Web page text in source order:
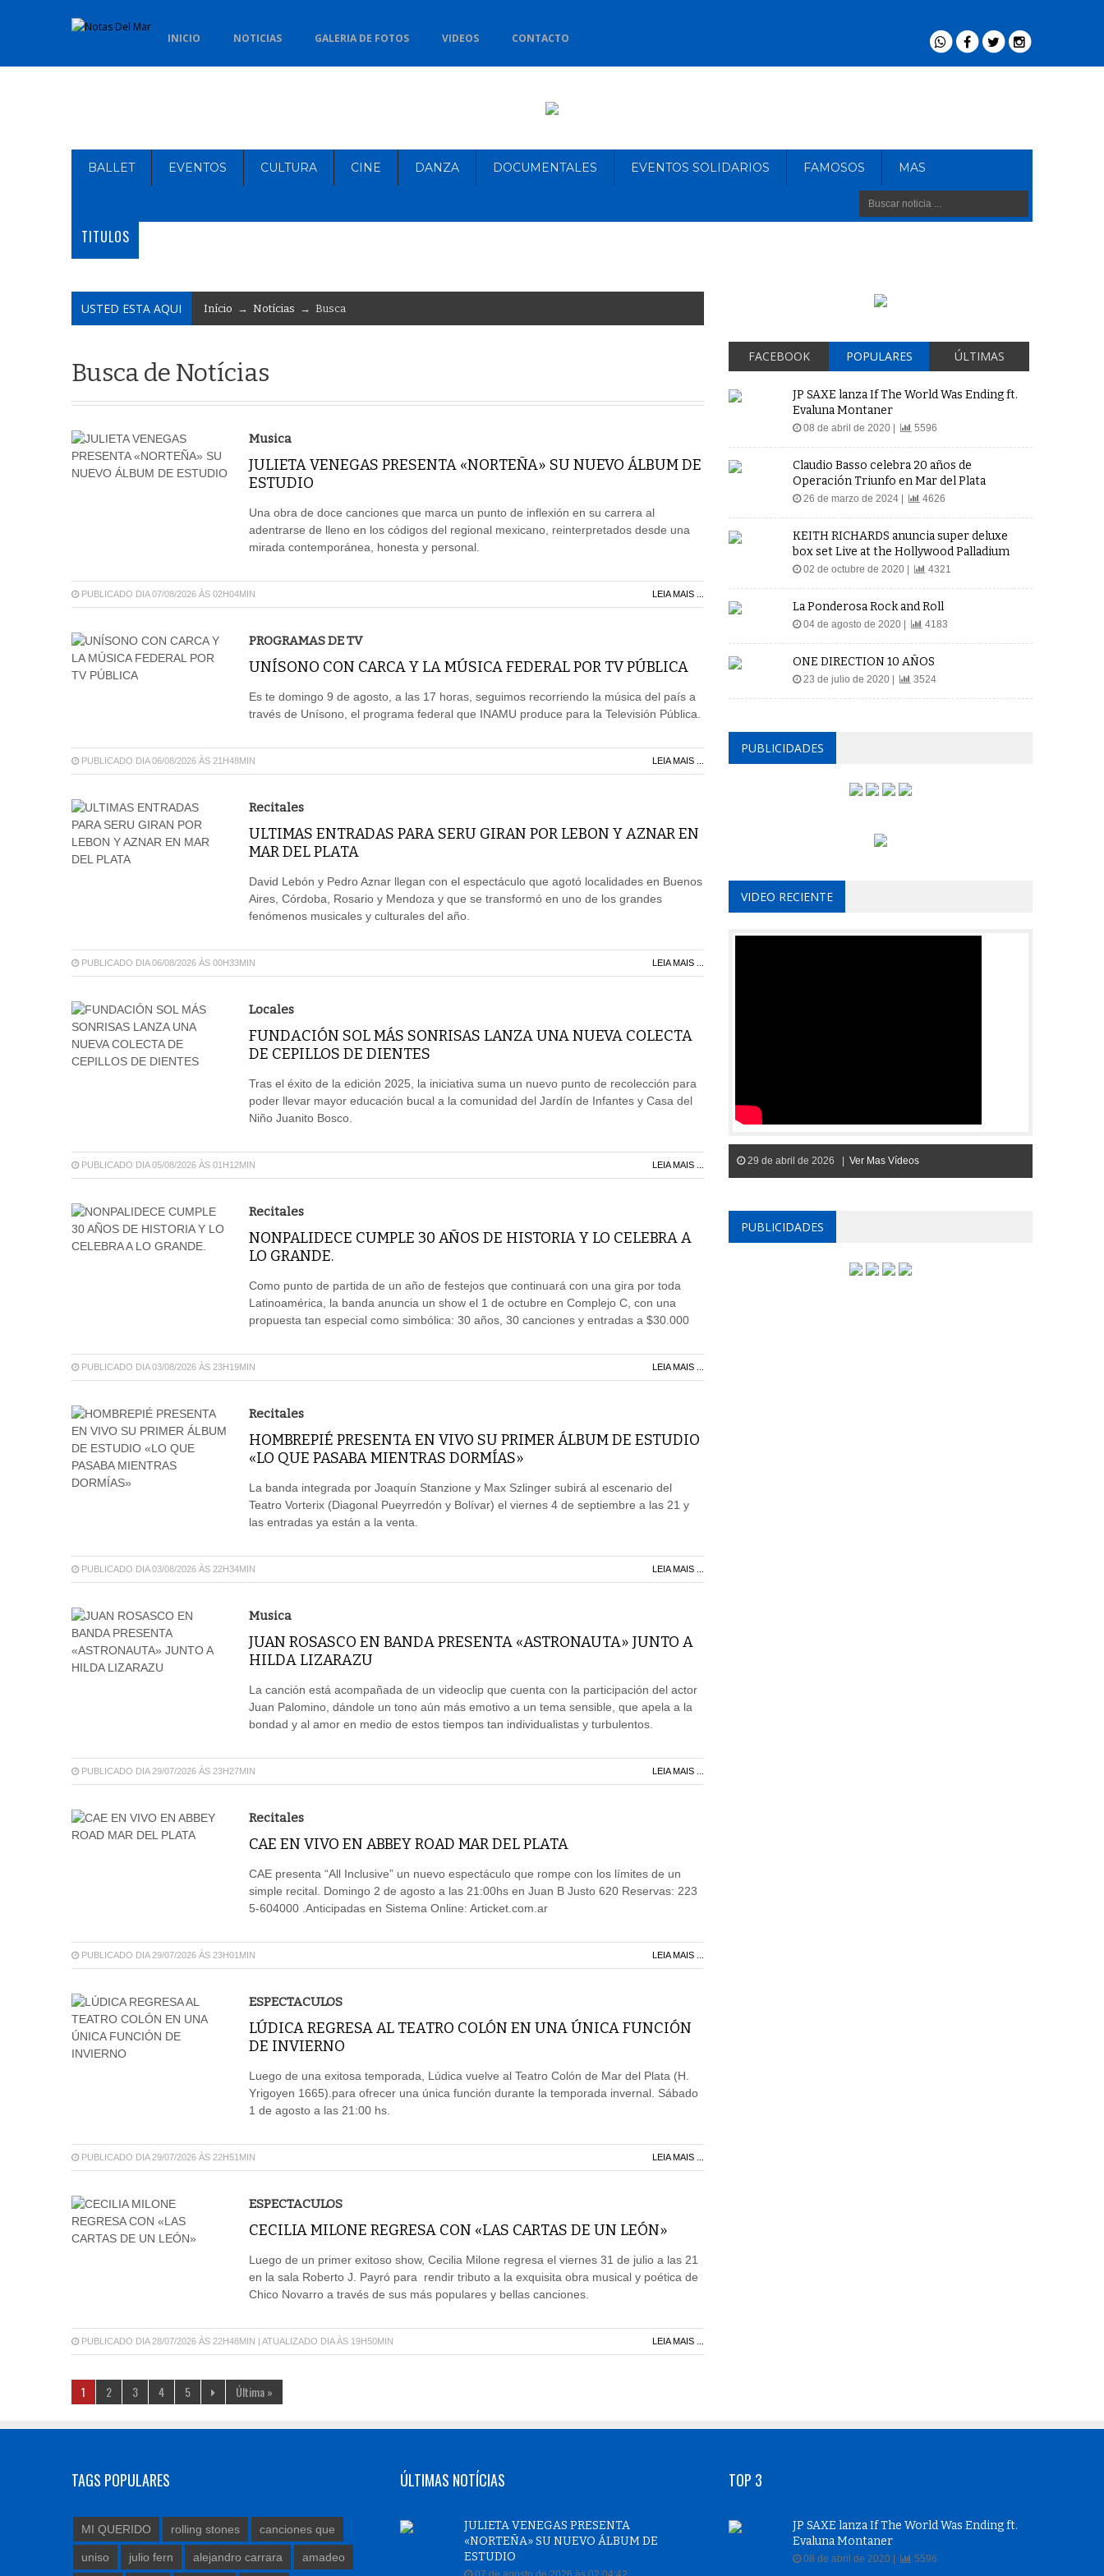
INICIO NOTICIAS GALERIA DE FOTOS VIDEOS CONTACTO
BALLET EVENTOS CULTURA CINE DANZA DOCUMENTALES EVENTOS SOLIDARIOS FAMOSOS MAS
TITULOS
USTED ESTA AQUI Início → Notícias → Busca
Busca de Notícias
Musica
JULIETA VENEGAS PRESENTA «NORTEÑA» SU NUEVO ÁLBUM DE
ESTUDIO
Una obra de doce canciones que marca un punto de inflexión en su carrera al
adentrarse de lleno en los códigos del regional mexicano, reinterpretados desde una
mirada contemporánea, honesta y personal.
PUBLICADO DIA 07/08/2026 ÀS 02H04MIN LEIA MAIS ...
PROGRAMAS DE TV
UNÍSONO CON CARCA Y LA MÚSICA FEDERAL POR TV PÚBLICA
Es te domingo 9 de agosto, a las 17 horas, seguimos recorriendo la música del país a
través de Unísono, el programa federal que INAMU produce para la Televisión Pública.
PUBLICADO DIA 06/08/2026 ÀS 21H48MIN LEIA MAIS ...
Recitales
ULTIMAS ENTRADAS PARA SERU GIRAN POR LEBON Y AZNAR EN
MAR DEL PLATA
David Lebón y Pedro Aznar llegan con el espectáculo que agotó localidades en Buenos
Aires, Córdoba, Rosario y Mendoza y que se transformó en uno de los grandes
fenómenos musicales y culturales del año.
PUBLICADO DIA 06/08/2026 ÀS 00H33MIN LEIA MAIS ...
Locales
FUNDACIÓN SOL MÁS SONRISAS LANZA UNA NUEVA COLECTA
DE CEPILLOS DE DIENTES
Tras el éxito de la edición 2025, la iniciativa suma un nuevo punto de recolección para
poder llevar mayor educación bucal a la comunidad del Jardín de Infantes y Casa del
Niño Juanito Bosco.
PUBLICADO DIA 05/08/2026 ÀS 01H12MIN LEIA MAIS ...
Recitales
NONPALIDECE CUMPLE 30 AÑOS DE HISTORIA Y LO CELEBRA A
LO GRANDE.
Como punto de partida de un año de festejos que continuará con una gira por toda
Latinoamérica, la banda anuncia un show el 1 de octubre en Complejo C, con una
propuesta tan especial como simbólica: 30 años, 30 canciones y entradas a $30.000
PUBLICADO DIA 03/08/2026 ÀS 23H19MIN LEIA MAIS ...
Recitales
HOMBREPIÉ PRESENTA EN VIVO SU PRIMER ÁLBUM DE ESTUDIO
«LO QUE PASABA MIENTRAS DORMÍAS»
La banda integrada por Joaquín Stanzione y Max Szlinger subirá al escenario del
Teatro Vorterix (Diagonal Pueyrredón y Bolívar) el viernes 4 de septiembre a las 21 y
las entradas ya están a la venta.
PUBLICADO DIA 03/08/2026 ÀS 22H34MIN LEIA MAIS ...
Musica
JUAN ROSASCO EN BANDA PRESENTA «ASTRONAUTA» JUNTO A
HILDA LIZARAZU
La canción está acompañada de un videoclip que cuenta con la participación del actor
Juan Palomino, dándole un tono aún más emotivo a un tema sensible, que apela a la
bondad y al amor en medio de estos tiempos tan individualistas y turbulentos.
PUBLICADO DIA 29/07/2026 ÀS 23H27MIN LEIA MAIS ...
Recitales
CAE EN VIVO EN ABBEY ROAD MAR DEL PLATA
CAE presenta “All Inclusive” un nuevo espectáculo que rompe con los límites de un
simple recital. Domingo 2 de agosto a las 21:00hs en Juan B Justo 620 Reservas: 223
5-604000 .Anticipadas en Sistema Online: Articket.com.ar
PUBLICADO DIA 29/07/2026 ÀS 23H01MIN LEIA MAIS ...
ESPECTACULOS
LÚDICA REGRESA AL TEATRO COLÓN EN UNA ÚNICA FUNCIÓN
DE INVIERNO
Luego de una exitosa temporada, Lúdica vuelve al Teatro Colón de Mar del Plata (H.
Yrigoyen 1665).para ofrecer una única función durante la temporada invernal. Sábado
1 de agosto a las 21:00 hs.
PUBLICADO DIA 29/07/2026 ÀS 22H51MIN LEIA MAIS ...
ESPECTACULOS
CECILIA MILONE REGRESA CON «LAS CARTAS DE UN LEÓN»
Luego de un primer exitoso show, Cecilia Milone regresa el viernes 31 de julio a las 21
en la sala Roberto J. Payró para rendir tributo a la exquisita obra musical y poética de
Chico Novarro a través de sus más populares y bellas canciones.
PUBLICADO DIA 28/07/2026 ÀS 22H48MIN | ATUALIZADO DIA ÀS 19H50MIN LEIA MAIS ...
1 2 3 4 5 Última »
FACEBOOK POPULARES ÚLTIMAS
JP SAXE lanza If The World Was Ending ft.
Evaluna Montaner
08 de abril de 2020 | 5596
Claudio Basso celebra 20 años de
Operación Triunfo en Mar del Plata
26 de marzo de 2024 | 4626
KEITH RICHARDS anuncia super deluxe
box set Live at the Hollywood Palladium
02 de octubre de 2020 | 4321
La Ponderosa Rock and Roll
04 de agosto de 2020 | 4183
ONE DIRECTION 10 AÑOS
23 de julio de 2020 | 3524
PUBLICIDADES
VIDEO RECIENTE
29 de abril de 2026 | Ver Mas Vídeos
PUBLICIDADES
TAGS POPULARES
MI QUERIDO rolling stones canciones que
uniso julio fern alejandro carrara amadeo
ÚLTIMAS NOTÍCIAS
JULIETA VENEGAS PRESENTA
«NORTEÑA» SU NUEVO ÁLBUM DE
ESTUDIO
TOP 3
JP SAXE lanza If The World Was Ending ft.
Evaluna Montaner
08 de abril de 2020 | 5596